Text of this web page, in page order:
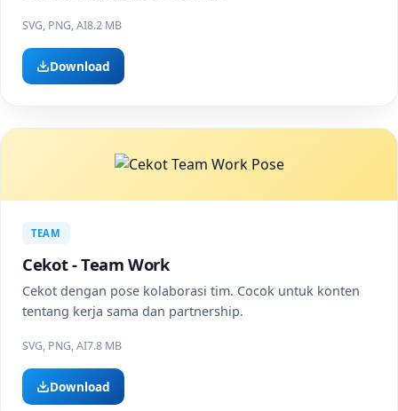
SVG, PNG, AI8.2 MB
Download
TEAM
Cekot - Team Work
Cekot dengan pose kolaborasi tim. Cocok untuk konten
tentang kerja sama dan partnership.
SVG, PNG, AI7.8 MB
Download